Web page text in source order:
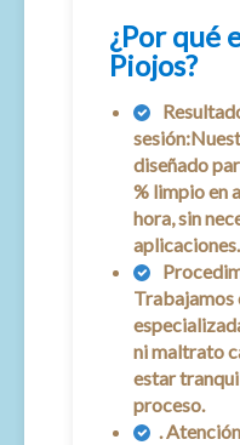
¿Por qué
Piojos?
diseñado
% limpio en
hora, sin
aplicaciones.
Trabajamos
ni maltrato
estar
proceso.
.